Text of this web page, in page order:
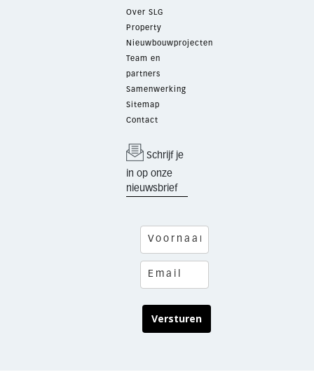
Over SLG
Property
Nieuwbouwprojecten
Team en
partners
Samenwerking
Sitemap
Contact
Schrijf je
in op onze
nieuwsbrief
Versturen